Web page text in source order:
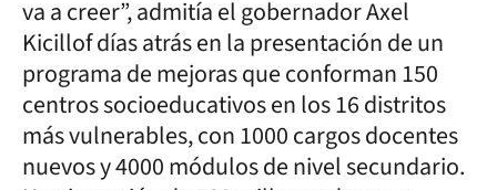
va a creer”, admitía el gobernador Axel
Kicillof días atrás en la presentación de un
programa de mejoras que conforman 150
centros socioeducativos en los 16 distritos
más vulnerables, con 1000 cargos docentes
nuevos y 4000 módulos de nivel secundario.